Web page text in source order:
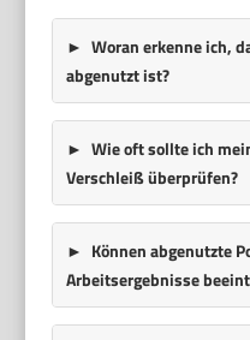
Woran erkenne ich,
abgenutzt ist?
Wie oft sollte ich
Verschleiß überprüfen?
Können abgenutzte
Arbeitsergebnisse